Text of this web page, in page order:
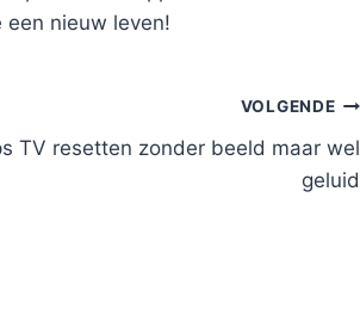
nieuw leven!
VOLGENDE
TV resetten zonder beeld maar wel
geluid